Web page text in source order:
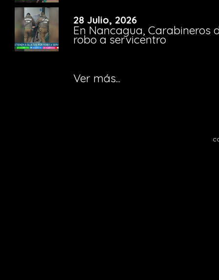
28 Julio, 2026
En Nancagua, Carabineros
robo a servicentro
Ver más...